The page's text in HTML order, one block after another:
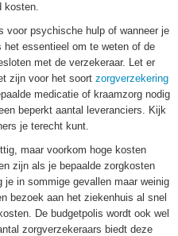
kosten.
voor psychische hulp of wanneer je
essentieel om te weten of de
met de verzekeraar. Let er
zijn voor het soort zorgverzekering
medicatie of kraamzorg nodig
beperkt aantal leveranciers. Kijk
je terecht kunt.
maar voorkom hoge kosten
zijn als je bepaalde zorgkosten
in sommige gevallen maar weinig
bezoek aan het ziekenhuis al snel
De budgetpolis wordt ook wel
zorgverzekeraars biedt deze